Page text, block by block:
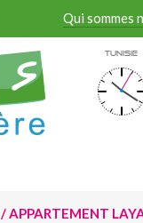
Qui sommes
Tunisie
/ APPARTEMENT